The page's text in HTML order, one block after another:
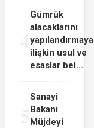
4
Gümrük
alacaklarını
yapılandırmaya
ilişkin usul ve
esaslar bel...
Sanayi
Bakanı
Müjdeyi